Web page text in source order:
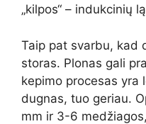
„kilpos“ – indukcinių
Taip pat svarbu, kad
storas. Plonas gali
kepimo procesas yra
dugnas, tuo geriau.
mm ir 3-6